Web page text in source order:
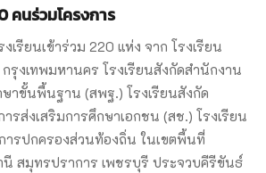
คนร่วมโครงการ
งเรียนเข้าร่วม 220 แห่ง จาก โรงเรียน
รุงเทพมหานคร โรงเรียนสังกัดสำนักงาน
าขั้นพื้นฐาน (สพฐ.) โรงเรียนสังกัด
ส่งเสริมการศึกษาเอกชน (สช.) โรงเรียน
ารปกครองส่วนท้องถิ่น ในเขตพื้นที่
สมุทรปราการ เพชรบุรี ประจวบคีรีขันธ์